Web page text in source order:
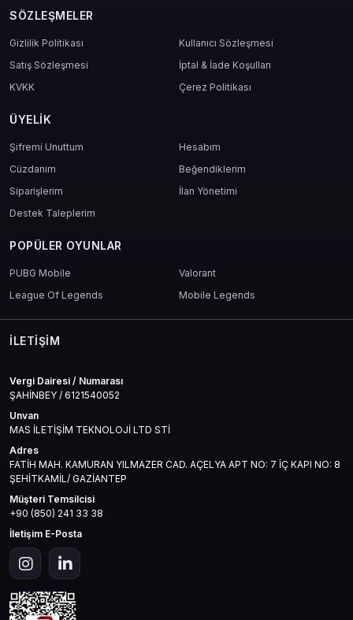
SÖZLEŞMELER
Gizlilik Politikası
Kullanıcı Sözleşmesi
Satış Sözleşmesi
İptal & İade Koşulları
KVKK
Çerez Politikası
ÜYELIK
Şifremi Unuttum
Hesabım
Cüzdanım
Beğendiklerim
Siparişlerim
İlan Yönetimi
Destek Taleplerim
POPÜLER OYUNLAR
PUBG Mobile
Valorant
League Of Legends
Mobile Legends
İLETIŞIM
Vergi Dairesi / Numarası
ŞAHİNBEY / 6121540052
Unvan
MAS İLETİŞİM TEKNOLOJİ LTD STİ
Adres
FATİH MAH. KAMURAN YILMAZER CAD. AÇELYA APT NO: 7 İÇ KAPI NO: 8
ŞEHİTKAMİL/ GAZİANTEP
Müşteri Temsilcisi
+90 (850) 241 33 38
İletişim E-Posta